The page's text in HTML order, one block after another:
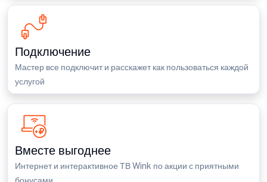
Подключение
Мастер все подключит и расскажет как пользоваться каждой
услугой
Вместе выгоднее
Интернет и интерактивное ТВ Wink по акции с приятными
бонусами